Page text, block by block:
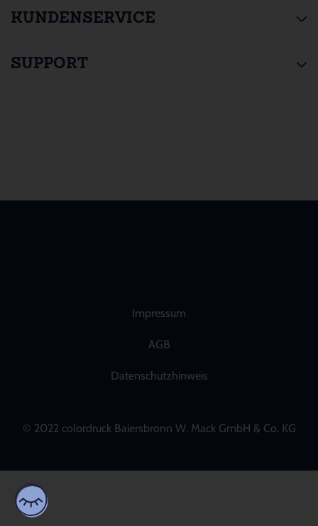
KUNDENSERVICE
SUPPORT
Impressum
AGB
Datenschutzhinweis
© 2022 colordruck Baiersbronn W. Mack GmbH & Co. KG